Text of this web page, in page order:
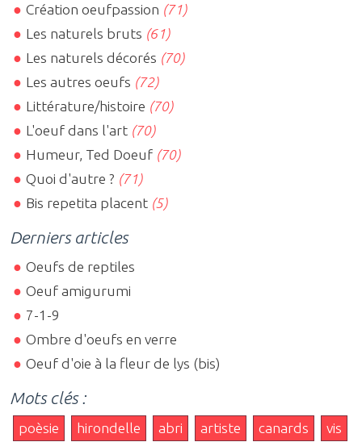
Création oeufpassion (71)
Les naturels bruts (61)
Les naturels décorés (70)
Les autres oeufs (72)
Littérature/histoire (70)
L'oeuf dans l'art (70)
Humeur, Ted Doeuf (70)
Quoi d'autre ? (71)
Bis repetita placent (5)
Derniers articles
Oeufs de reptiles
Oeuf amigurumi
7-1-9
Ombre d'oeufs en verre
Oeuf d'oie à la fleur de lys (bis)
Mots clés :
poèsie hirondelle abri artiste canards
vis